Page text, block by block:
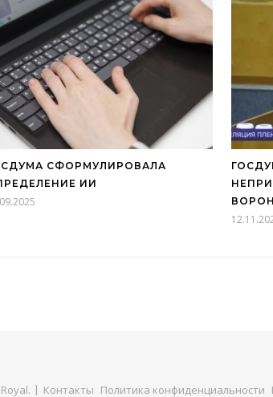
СФОРМУЛИРОВАЛА
ИИ
. Контакты Политика конфиденциальности